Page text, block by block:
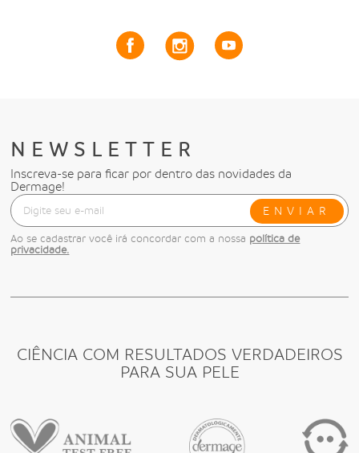
NEWSLETTER
Inscreva-se para ficar por dentro das novidades da
Dermage!
ENVIAR
Ao se cadastrar você irá concordar com a nossa política de
privacidade.
CIÊNCIA COM RESULTADOS VERDADEIROS
PARA SUA PELE